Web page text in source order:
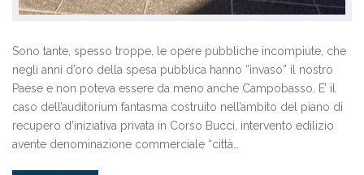
Sono tante, spesso troppe, le opere pubbliche incompiute, che
negli anni d’oro della spesa pubblica hanno “invaso” il nostro
Paese e non poteva essere da meno anche Campobasso. E’ il
caso dell’auditorium fantasma costruito nell’ambito del piano di
recupero d’iniziativa privata in Corso Bucci, intervento edilizio
avente denominazione commerciale “città…